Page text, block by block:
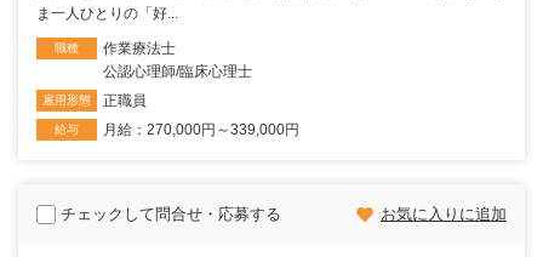
ま一人ひとりの「好...
職種
作業療法士
公認心理師/臨床心理士
雇用形態 正職員
給与 月給：270,000円～339,000円
チェックして問合せ・応募する お気に入りに追加